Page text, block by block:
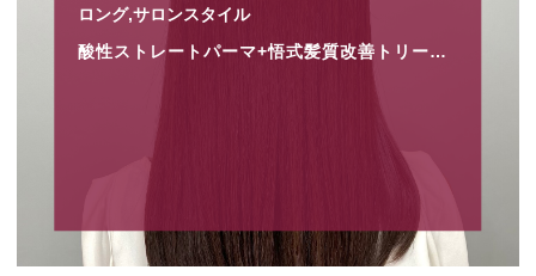
ロング,サロンスタイル
酸性ストレートパーマ+悟式髪質改善トリートメント